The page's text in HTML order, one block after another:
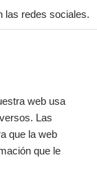
las redes sociales.
web usa
Las
que la web
que le